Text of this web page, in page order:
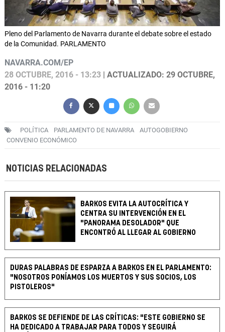
Pleno del Parlamento de Navarra durante el debate sobre el estado
de la Comunidad. PARLAMENTO
NAVARRA.COM/EP
28 OCTUBRE, 2016 - 13:23 | ACTUALIZADO: 29 OCTUBRE,
2016 - 11:20
POLÍTICA PARLAMENTO DE NAVARRA
AUTOGOBIERNO
CONVENIO ECONÓMICO
NOTICIAS RELACIONADAS
BARKOS EVITA LA AUTOCRÍTICA Y
CENTRA SU INTERVENCIÓN EN EL
"PANORAMA DESOLADOR" QUE
ENCONTRÓ AL LLEGAR AL GOBIERNO
DURAS PALABRAS DE ESPARZA A BARKOS EN EL PARLAMENTO:
"NOSOTROS PONÍAMOS LOS MUERTOS Y SUS SOCIOS, LOS
PISTOLEROS"
BARKOS SE DEFIENDE DE LAS CRÍTICAS: "ESTE GOBIERNO SE
HA DEDICADO A TRABAJAR PARA TODOS Y SEGUIRÁ